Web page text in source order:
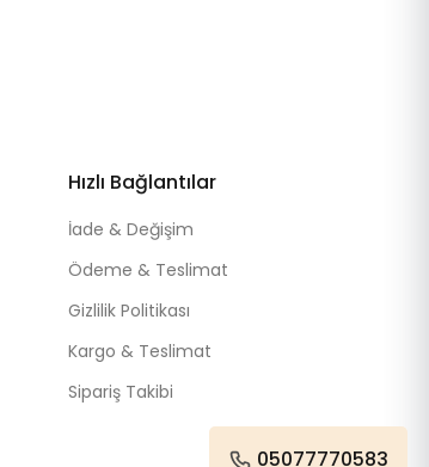
Hızlı Bağlantılar
İade & Değişim
Ödeme & Teslimat
Gizlilik Politikası
Kargo & Teslimat
Sipariş Takibi
05077770583